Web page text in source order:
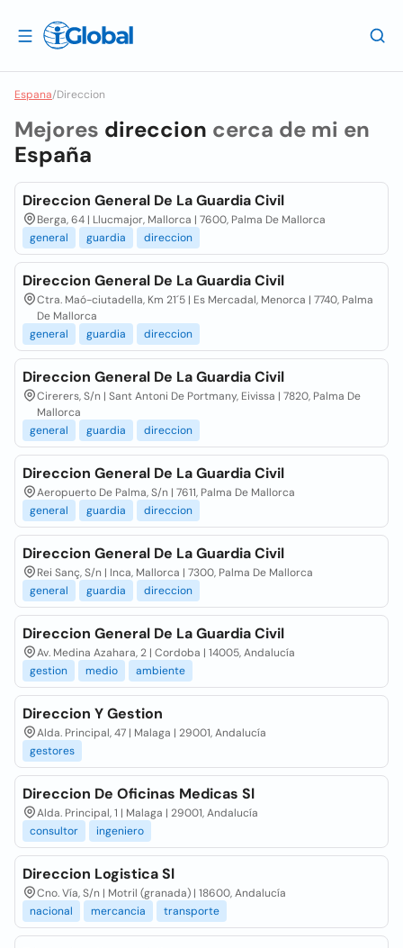
Espana/Direccion
Mejores direccion cerca de mi en
España
Direccion General De La Guardia Civil
Berga, 64 | Llucmajor, Mallorca | 7600, Palma De Mallorca
general
guardia direccion
Direccion General De La Guardia Civil
Ctra. Maó-ciutadella, Km 21´5 | Es Mercadal, Menorca | 7740, Palma
De Mallorca
general
guardia direccion
Direccion General De La Guardia Civil
Cirerers, S/n | Sant Antoni De Portmany, Eivissa | 7820, Palma De
Mallorca
general
guardia direccion
Direccion General De La Guardia Civil
Aeropuerto De Palma, S/n | 7611, Palma De Mallorca
general
guardia direccion
Direccion General De La Guardia Civil
Rei Sanç, S/n | Inca, Mallorca | 7300, Palma De Mallorca
general
guardia direccion
Direccion General De La Guardia Civil
Av. Medina Azahara, 2 | Cordoba | 14005, Andalucía
gestion
medio ambiente
Direccion Y Gestion
Alda. Principal, 47 | Malaga | 29001, Andalucía
gestores
Direccion De Oficinas Medicas Sl
Alda. Principal, 1 | Malaga | 29001, Andalucía
consultor
ingeniero
Direccion Logistica Sl
Cno. Vía, S/n | Motril (granada) | 18600, Andalucía
nacional
mercancia transporte